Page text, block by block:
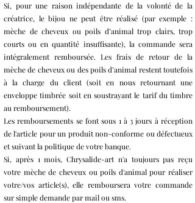
Si, pour une raison indépendante de la volonté de la
créatrice, le bijou ne peut être réalisé (par exemple :
mèche de cheveux ou poils d’animal trop clairs, trop
courts ou en quantité insuffisante), la commande sera
intégralement remboursée. Les frais de retour de la
mèche de cheveux ou des poils d’animal restent toutefois
à la charge du client (soit en nous retournant une
enveloppe timbrée soit en soustrayant le tarif du timbre
au remboursement).
Les remboursements se font sous 1 à 3 jours à réception
de l'article pour un produit non-conforme ou défectueux
et suivant la politique de votre banque.
Si, après 1 mois, Chrysalide-art n'a toujours pas reçu
votre mèche de cheveux ou poils d'animal pour réaliser
votre/vos article(s), elle remboursera votre commande
sur simple demande par mail ou sms.